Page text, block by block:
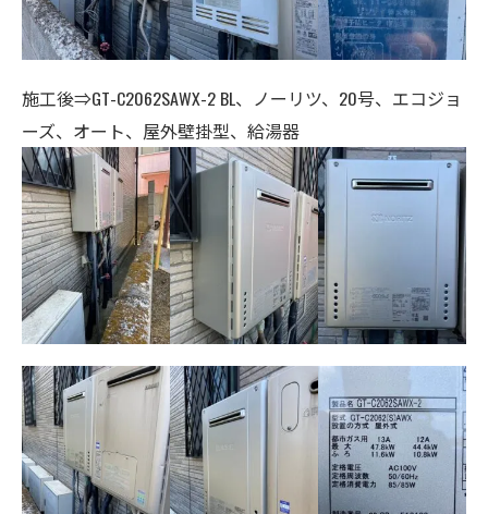
施工後⇒GT-C2062SAWX-2 BL、ノーリツ、20号、エコジョ
ーズ、オート、 屋外壁掛型、給湯器